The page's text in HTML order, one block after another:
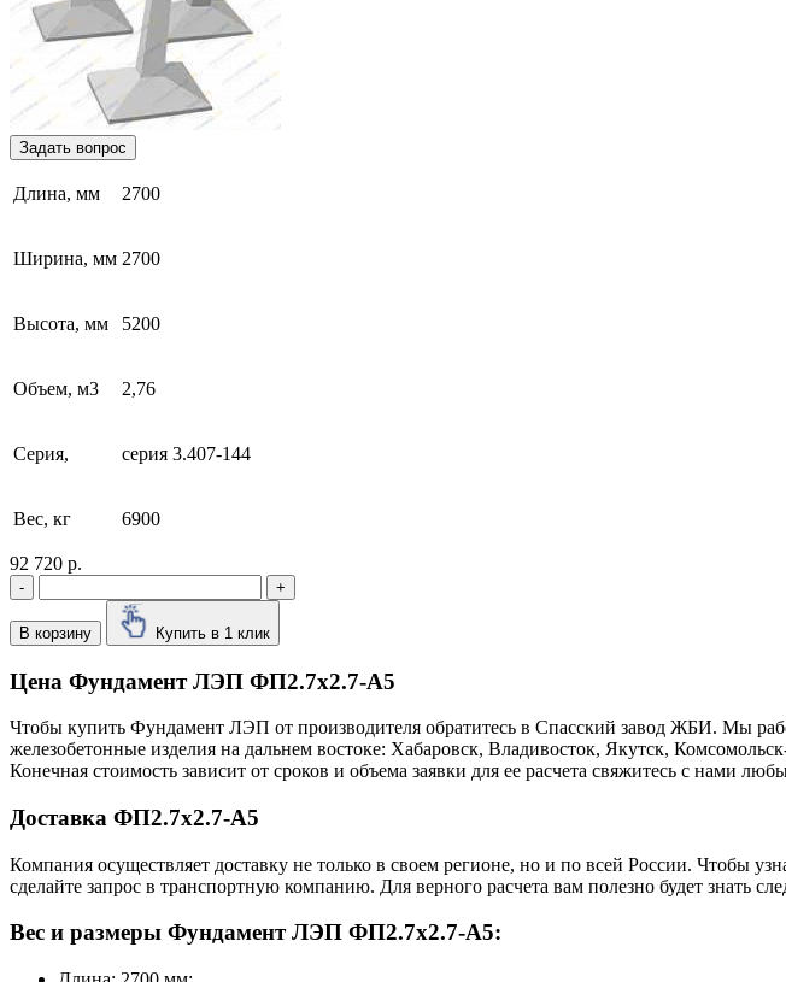
Задать вопрос
Длина, мм 2700
Ширина, мм 2700
Высота, мм 5200
Объем, м3 2,76
Серия, серия 3.407-144
Вес, кг 6900
92 720 р.
- +
В корзину Купить в 1 клик
Цена Фундамент ЛЭП ФП2.7х2.7-А5
Чтобы купить Фундамент ЛЭП от производителя обратитесь в Cпасский завод ЖБИ. Мы
железобетонные изделия на дальнем востоке: Хабаровск, Владивосток, Якутск,
Конечная стоимость зависит от сроков и объема заявки для ее расчета свяжитесь с нами
Доставка ФП2.7х2.7-А5
Компания осуществляет доставку не только в своем регионе, но и по всей России. Чтобы
сделайте запрос в транспортную компанию. Для верного расчета вам полезно будет знать
Вес и размеры Фундамент ЛЭП ФП2.7х2.7-А5: